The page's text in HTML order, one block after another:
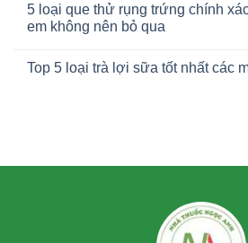
5 loại que thử rụng trứng chính
em không nên bỏ qua
Top 5 loại trà lợi sữa tốt nhất các